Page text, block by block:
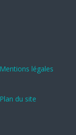
Mentions légales
Plan du site